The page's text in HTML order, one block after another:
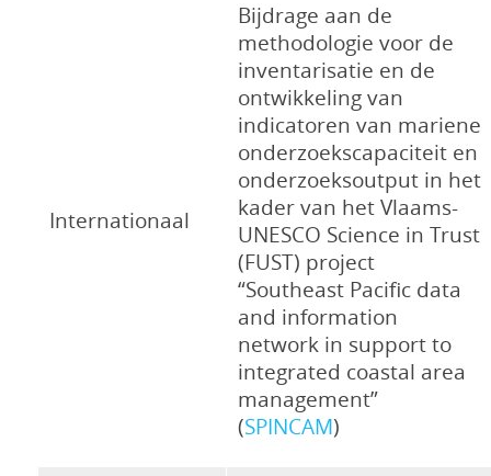
Internationaal
Bijdrage aan de
methodologie voor de
inventarisatie en de
ontwikkeling van
indicatoren van mariene
onderzoekscapaciteit en
onderzoeksoutput in het
kader van het Vlaams-
UNESCO Science in Trust
(FUST) project
“Southeast Pacific data
and information
network in support to
integrated coastal area
management”
(SPINCAM)